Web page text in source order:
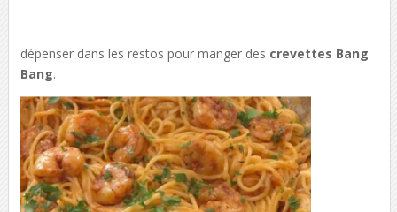
dépenser dans les restos pour manger des crevettes Bang
Bang.